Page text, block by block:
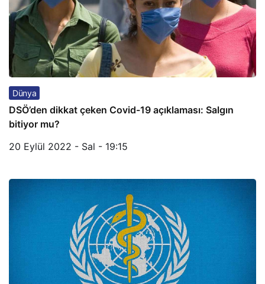
Dünya
DSÖ’den dikkat çeken Covid-19 açıklaması: Salgın
bitiyor mu?
20 Eylül 2022 - Sal - 19:15